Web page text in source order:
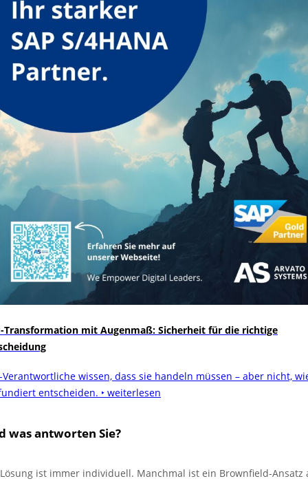
Transformation mit Augenmaß: Sicherheit für die richtige
Verantwortliche wissen, dass sie handeln müssen – aber nicht,
entscheiden. ‣ weiterlesen
was antworten Sie?
ist immer individuell. Manchmal ist ein Brownfield-Ansatz